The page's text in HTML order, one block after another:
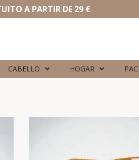
A PARTIR DE 29 €
CABELLO HOGAR